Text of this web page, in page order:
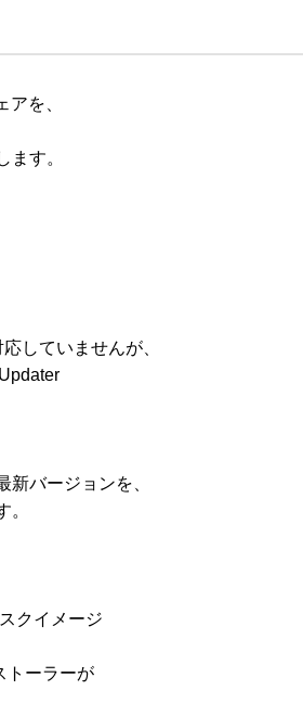
を、
す。
していませんが、
バージョンを、
クイメージ
ーラーが